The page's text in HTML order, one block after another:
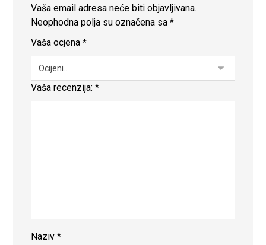
Vaša email adresa neće biti objavljivana.
Neophodna polja su označena sa*
Vaša ocjena*
Vaša recenzija:*
Naziv*